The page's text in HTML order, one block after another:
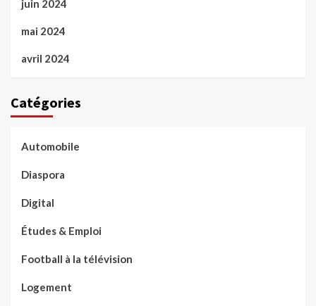
juin 2024
mai 2024
avril 2024
Catégories
Automobile
Diaspora
Digital
Études & Emploi
Football à la télévision
Logement